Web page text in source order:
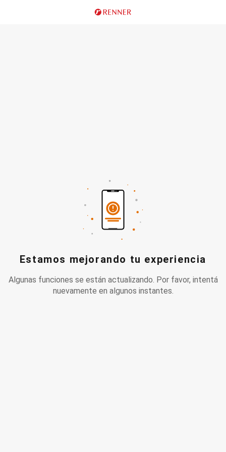
Estamos mejorando tu experiencia
Algunas funciones se están actualizando. Por favor, intentá
nuevamente en algunos instantes.